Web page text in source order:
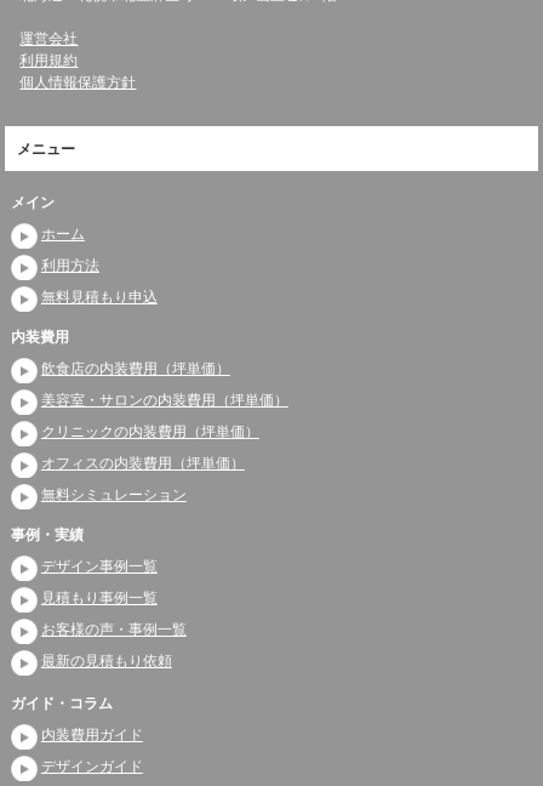
運営会社
利用規約
個人情報保護方針
メニュー
メイン
ホーム
利用方法
無料見積もり申込
内装費用
飲食店の内装費用（坪単価）
美容室・サロンの内装費用（坪単価）
クリニックの内装費用（坪単価）
オフィスの内装費用（坪単価）
無料シミュレーション
事例・実績
デザイン事例一覧
見積もり事例一覧
お客様の声・事例一覧
最新の見積もり依頼
ガイド・コラム
内装費用ガイド
デザインガイド